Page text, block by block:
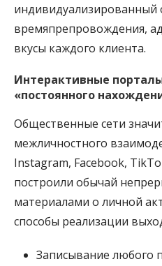
индивидуализированный
времяпрепровождения,
вкусы каждого клиента.
Интерактивные
«постоянного
Общественные сети
межличностного
Instagram, Facebook,
построили обычай
материалами о личной
способы реализации
Записывание любого